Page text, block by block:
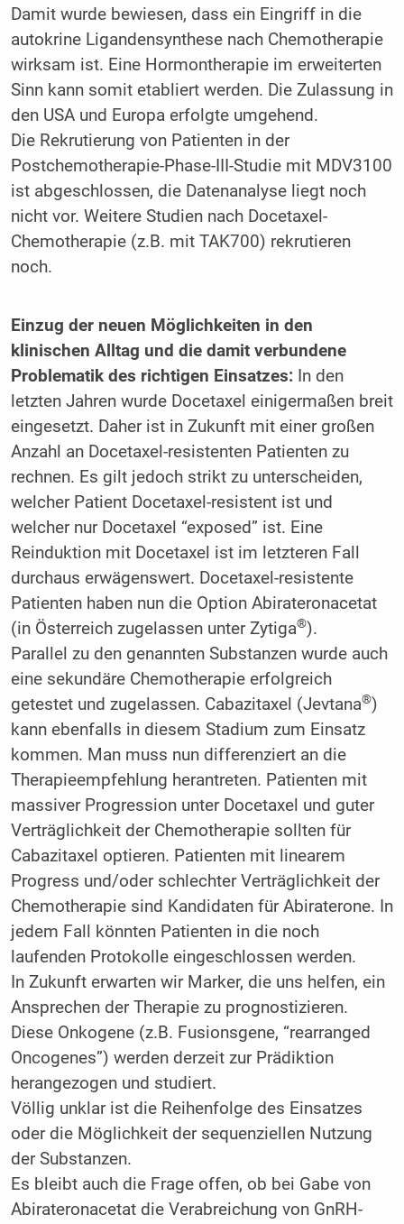
Damit wurde bewiesen, dass ein Eingriff in die
autokrine Ligandensynthese nach Chemotherapie
wirksam ist. Eine Hormontherapie im erweiterten
Sinn kann somit etabliert werden. Die Zulassung in
den USA und Europa erfolgte umgehend.
Die Rekrutierung von Patienten in der
Postchemotherapie-Phase-III-Studie mit MDV3100
ist abgeschlossen, die Datenanalyse liegt noch
nicht vor. Weitere Studien nach Docetaxel-
Chemotherapie (z.B. mit TAK700) rekrutieren
noch.
Einzug der neuen Möglichkeiten in den
klinischen Alltag und die damit verbundene
Problematik des richtigen Einsatzes:In den
letzten Jahren wurde Docetaxel einigermaßen breit
eingesetzt. Daher ist in Zukunft mit einer großen
Anzahl an Docetaxel-resistenten Patienten zu
rechnen. Es gilt jedoch strikt zu unterscheiden,
welcher Patient Docetaxel-resistent ist und
welcher nur Docetaxel “exposed” ist. Eine
Reinduktion mit Docetaxel ist im letzteren Fall
durchaus erwägenswert. Docetaxel-resistente
Patienten haben nun die Option Abirateronacetat
(in Österreich zugelassen unter Zytiga®).
Parallel zu den genannten Substanzen wurde auch
eine sekundäre Chemotherapie erfolgreich
getestet und zugelassen. Cabazitaxel (Jevtana®)
kann ebenfalls in diesem Stadium zum Einsatz
kommen. Man muss nun differenziert an die
Therapieempfehlung herantreten. Patienten mit
massiver Progression unter Docetaxel und guter
Verträglichkeit der Chemotherapie sollten für
Cabazitaxel optieren. Patienten mit linearem
Progress und/oder schlechter Verträglichkeit der
Chemotherapie sind Kandidaten für Abiraterone. In
jedem Fall könnten Patienten in die noch
laufenden Protokolle eingeschlossen werden.
In Zukunft erwarten wir Marker, die uns helfen, ein
Ansprechen der Therapie zu prognostizieren.
Diese Onkogene (z.B. Fusionsgene, “rearranged
Oncogenes”) werden derzeit zur Prädiktion
herangezogen und studiert.
Völlig unklar ist die Reihenfolge des Einsatzes
oder die Möglichkeit der sequenziellen Nutzung
der Substanzen.
Es bleibt auch die Frage offen, ob bei Gabe von
Abirateronacetat die Verabreichung von GnRH-